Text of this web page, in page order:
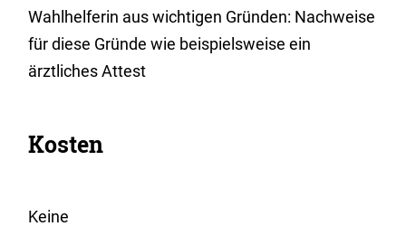
Wahlhelferin aus wichtigen Gründen: Nachweise
für diese Gründe wie beispielsweise ein
ärztliches Attest
Kosten
Keine